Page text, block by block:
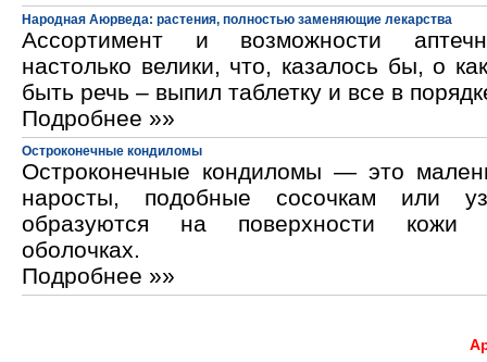
Народная Аюрведа: растения, полностью заменяющие лекарства
Ассортимент и возможности
настолько велики, что, казалось бы, о
быть речь – выпил таблетку и все в
Подробнее »»
Остроконечные кондиломы
Остроконечные кондиломы — это
наросты, подобные сосочкам или
образуются на поверхности кожи
оболочках.
Подробнее »»